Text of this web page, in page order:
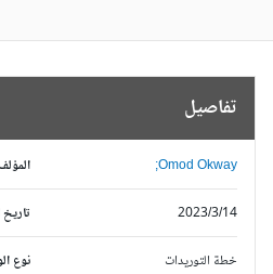
تفاصيل
المؤلف Omod Okway;
تاريخ 2023/3/14
نوع خطة التوريدات